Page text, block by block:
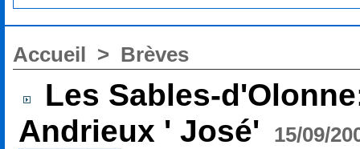
Accueil > Brèves
Les Sables-
Andrieux ' José'
15/09/